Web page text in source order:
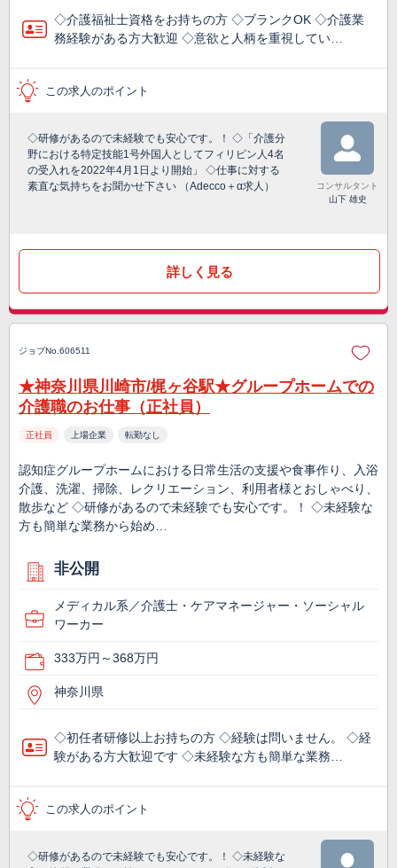
◇介護福祉士資格をお持ちの方 ◇ブランクOK ◇介護業
務経験がある方大歓迎 ◇意欲と人柄を重視してい…
この求人のポイント
◇研修があるので未経験でも安心です。！ ◇「介護分
野における特定技能1号外国人としてフィリピン人4名
の受入れを2022年4月1日より開始」 ◇仕事に対する
素直な気持ちをお聞かせ下さい （Adecco＋α求人）
コンサルタント
山下 雄史
詳しく見る
ジョブNo.606511
★神奈川県川崎市/梶ヶ谷駅★グループホームでの
介護職のお仕事（正社員）
正社員 上場企業 転勤なし
認知症グループホームにおける日常生活の支援や食事作り、入浴
介護、洗濯、掃除、レクリエーション、利用者様とおしゃべり、
散歩など ◇研修があるので未経験でも安心です。！ ◇未経験な
方も簡単な業務から始め…
非公開
メディカル系／介護士・ケアマネージャー・ソーシャル
ワーカー
333万円～368万円
神奈川県
◇初任者研修以上お持ちの方 ◇経験は問いません。 ◇経
験がある方大歓迎です ◇未経験な方も簡単な業務…
この求人のポイント
◇研修があるので未経験でも安心です。！ ◇未経験な